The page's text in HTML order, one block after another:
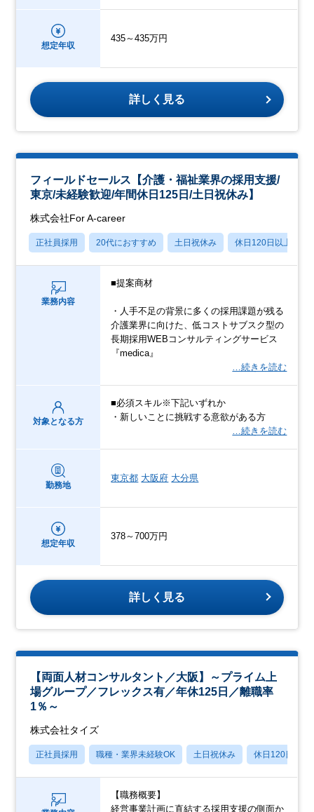
想定年収
435～435万円
詳しく見る
フィールドセールス【介護・福祉業界の採用支援/
東京/未経験歓迎/年間休日125日/土日祝休み】
株式会社For A-career
正社員採用 20代におすすめ 土日祝休み 休日120日以上
業務内容
■提案商材
・人手不足の背景に多くの採用課題が残る
介護業界に向けた、低コストサブスク型の
長期採用WEBコンサルティングサービス
『medica』
…続きを読む
対象となる方
■必須スキル※下記いずれか
・新しいことに挑戦する意欲がある方
…続きを読む
勤務地
東京都 大阪府 大分県
想定年収
378～700万円
詳しく見る
【両面人材コンサルタント／大阪】～プライム上
場グループ／フレックス有／年休125日／離職率
1％～
株式会社タイズ
正社員採用 職種・業界未経験OK 土日祝休み 休日120日以上
【職務概要】
経営事業計画に直結する採用支援の側面か